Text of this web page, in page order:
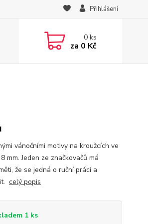
Přihlášení
0ks
za 0 Kč
vánočními motivy na kroužcích ve
mm. Jeden ze značkovačů má
že se jedná o ruční práci a
celý popis
1 ks